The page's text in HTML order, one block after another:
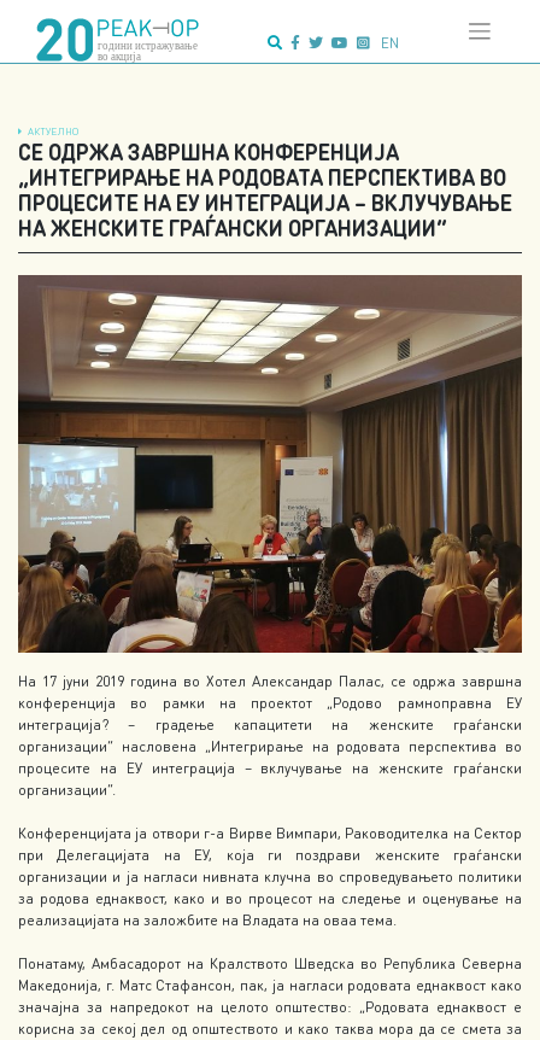
content
EN
АКТУЕЛНО
СЕ ОДРЖА ЗАВРШНА КОНФЕРЕНЦИЈА
„ИНТЕГРИРАЊЕ НА РОДОВАТА ПЕРСПЕКТИВА ВО
ПРОЦЕСИТЕ НА ЕУ ИНТЕГРАЦИЈА – ВКЛУЧУВАЊЕ
НА ЖЕНСКИТЕ ГРАЃАНСКИ ОРГАНИЗАЦИИ“
На 17 јуни 2019 година во Хотел Александар Палас, се одржа завршна
конференција во рамки на проектот „Родово рамноправна ЕУ
интеграција? – градење капацитети на женските граѓански
организации“ насловена „Интегрирање на родовата перспектива во
процесите на ЕУ интеграција – вклучување на женските граѓански
организации“.
Конференцијата ја отвори г-а Вирве Вимпари, Раководителка на Сектор
при Делегацијата на ЕУ, која ги поздрави женските граѓански
организации и ја нагласи нивната клучна во спроведувањето политики
за родова еднаквост, како и во процесот на следење и оценување на
реализацијата на заложбите на Владата на оваа тема.
Понатаму, Амбасадорот на Кралството Шведска во Република Северна
Македонија, г. Матс Стафансон, пак, ја нагласи родовата еднаквост како
значајна за напредокот на целото општество: „Родовата еднаквост е
корисна за секој дел од општеството и како таква мора да се смета за